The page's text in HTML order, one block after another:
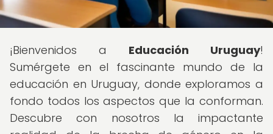
¡Bienvenidos a Educación Uruguay!
Sumérgete en el fascinante mundo de la
educación en Uruguay, donde exploramos a
fondo todos los aspectos que la conforman.
Descubre con nosotros la impactante